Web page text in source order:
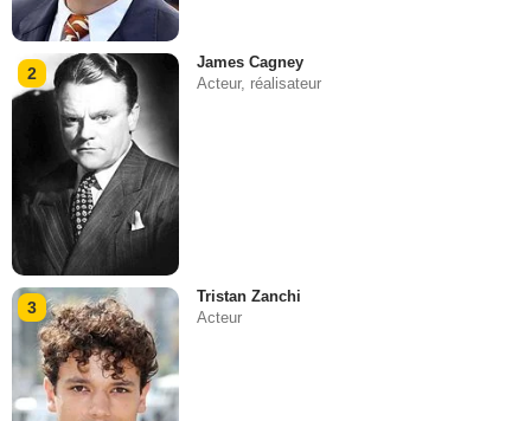
2
James Cagney
Acteur, réalisateur
3
Tristan Zanchi
Acteur